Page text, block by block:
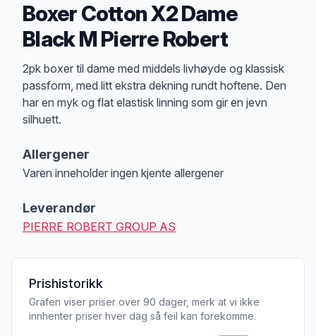
Boxer Cotton X2 Dame
Black M Pierre Robert
Produktbeskrivelse
2pk boxer til dame med middels livhøyde og klassisk
passform, med litt ekstra dekning rundt hoftene. Den
har en myk og flat elastisk linning som gir en jevn
silhuett.
Allergener
Varen inneholder ingen kjente allergener
Leverandør
PIERRE ROBERT GROUP AS
Prishistorikk
Grafen viser priser over 90 dager, merk at vi ikke
innhenter priser hver dag så feil kan forekomme.